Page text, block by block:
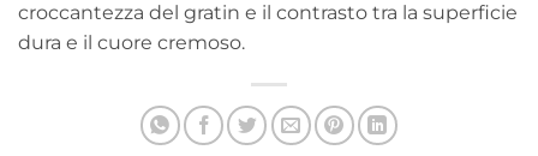
croccantezza del gratin e il contrasto tra la superficie
dura e il cuore cremoso.